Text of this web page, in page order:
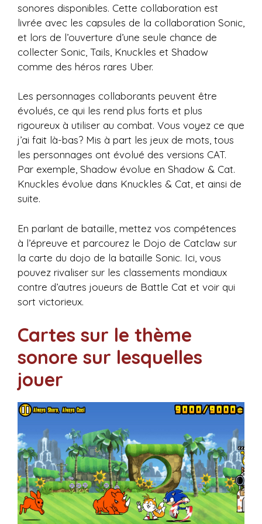
sonores disponibles. Cette collaboration est
livrée avec les capsules de la collaboration Sonic,
et lors de l’ouverture d’une seule chance de
collecter Sonic, Tails, Knuckles et Shadow
comme des héros rares Uber.
Les personnages collaborants peuvent être
évolués, ce qui les rend plus forts et plus
rigoureux à utiliser au combat. Vous voyez ce que
j’ai fait là-bas? Mis à part les jeux de mots, tous
les personnages ont évolué des versions CAT.
Par exemple, Shadow évolue en Shadow & Cat.
Knuckles évolue dans Knuckles & Cat, et ainsi de
suite.
En parlant de bataille, mettez vos compétences
à l’épreuve et parcourez le Dojo de Catclaw sur
la carte du dojo de la bataille Sonic. Ici, vous
pouvez rivaliser sur les classements mondiaux
contre d’autres joueurs de Battle Cat et voir qui
sort victorieux.
Cartes sur le thème
sonore sur lesquelles
jouer